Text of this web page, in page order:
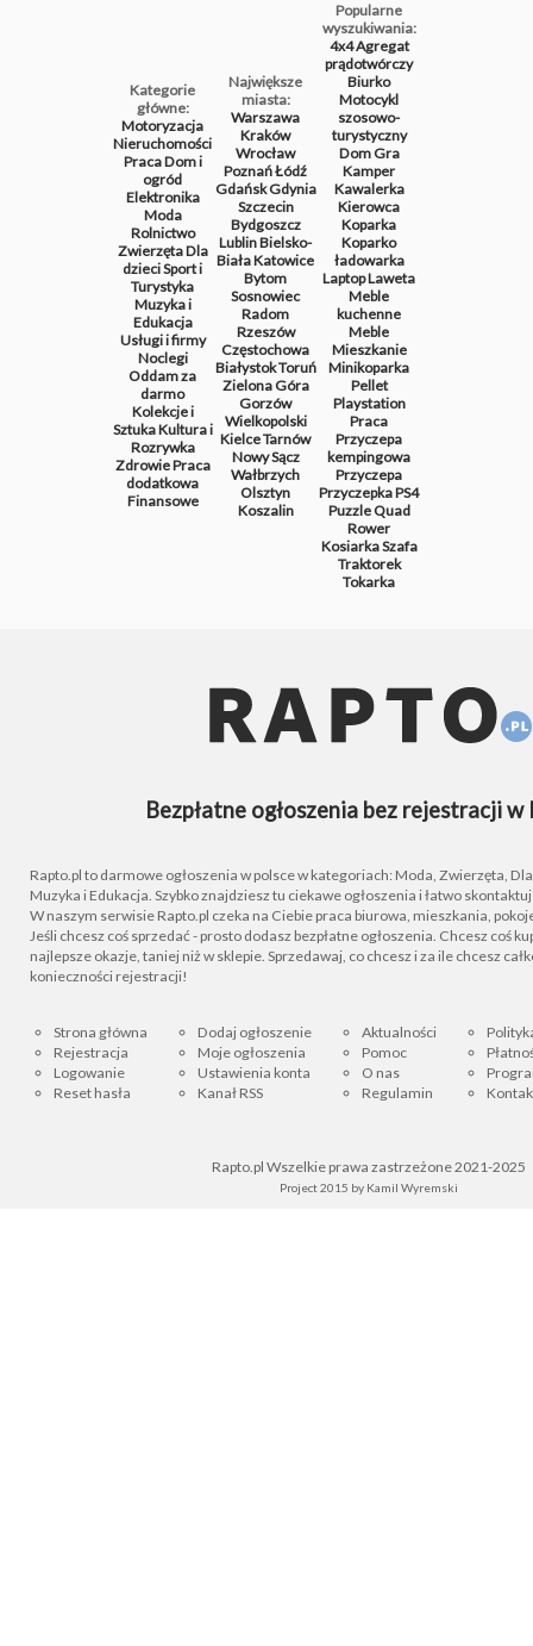
Kategorie
główne:
Motoryzacja
Nieruchomości
PracaDom i
ogród
Elektronika
Moda
Rolnictwo
ZwierzętaDla
dzieciSport i
Turystyka
Muzyka i
Edukacja
Usługi i firmy
Noclegi
Oddam za
darmo
Kolekcje i
SztukaKultura i
Rozrywka
ZdrowiePraca
dodatkowa
Finansowe
Największe
miasta:
Warszawa
Kraków
Wrocław
PoznańŁódź
GdańskGdynia
Szczecin
Bydgoszcz
LublinBielsko-
BiałaKatowice
Bytom
Sosnowiec
Radom
Rzeszów
Częstochowa
BiałystokToruń
Zielona Góra
Gorzów
Wielkopolski
KielceTarnów
Nowy Sącz
Wałbrzych
Olsztyn
Koszalin
Popularne
wyszukiwania:
4x4Agregat
prądotwórczy
Biurko
Motocykl
szosowo-
turystyczny
DomGra
Kamper
Kawalerka
Kierowca
Koparka
Koparko
ładowarka
LaptopLaweta
Meble
kuchenne
Meble
Mieszkanie
Minikoparka
Pellet
Playstation
Praca
Przyczepa
kempingowa
Przyczepa
PrzyczepkaPS4
PuzzleQuad
Rower
KosiarkaSzafa
Traktorek
Tokarka
Bezpłatne ogłoszenia bez rejestracji w
Rapto.pl to darmowe ogłoszenia w polsce w kategoriach: Moda, Zwierzęta, Dla
Muzyka i Edukacja. Szybko znajdziesz tu ciekawe ogłoszenia i łatwo
W naszym serwisie Rapto.pl czeka na Ciebie praca biurowa, mieszkania,
Jeśli chcesz coś sprzedać - prosto dodasz bezpłatne ogłoszenia. Chcesz coś
najlepsze okazje, taniej niż w sklepie. Sprzedawaj, co chcesz i za ile chcesz
konieczności rejestracji!
Strona główna
Rejestracja
Logowanie
Reset hasła
Dodaj ogłoszenie
Moje ogłoszenia
Ustawienia konta
Kanał RSS
Aktualności
Pomoc
O nas
Regulamin
Rapto.pl Wszelkie prawa zastrzeżone 2021-2025
Project 2015 by Kamil Wyremski